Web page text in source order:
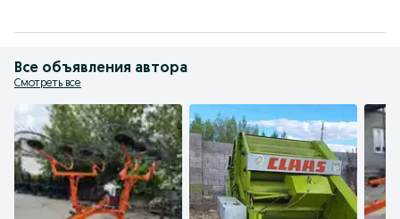
Все объявления автора
Смотреть все